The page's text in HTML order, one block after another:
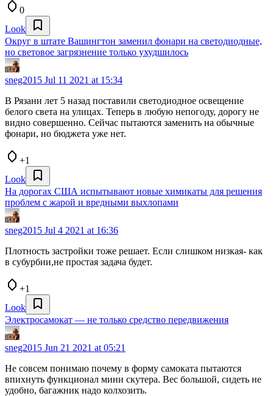
0
Look
Округ в штате Вашингтон заменил фонари на светодиодные,
но световое загрязнение только ухудшилось
sneg2015 Jul 11 2021 at 15:34
В Рязани лет 5 назад поставили светодиодное освещение
белого света на улицах. Теперь в любую непогоду, дорогу не
видно совершенно. Сейчас пытаются заменить на обычные
фонари, но бюджета уже нет.
+1
Look
На дорогах США испытывают новые химикаты для решения
проблем с жарой и вредными выхлопами
sneg2015 Jul 4 2021 at 16:36
Плотность застройки тоже решает. Если слишком низкая- как
в субурбии,не простая задача будет.
+1
Look
Электросамокат — не только средство передвижения
sneg2015 Jun 21 2021 at 05:21
Не совсем понимаю почему в форму самоката пытаются
впихнуть функционал мини скутера. Вес большой, сидеть не
удобно, багажник надо колхозить.